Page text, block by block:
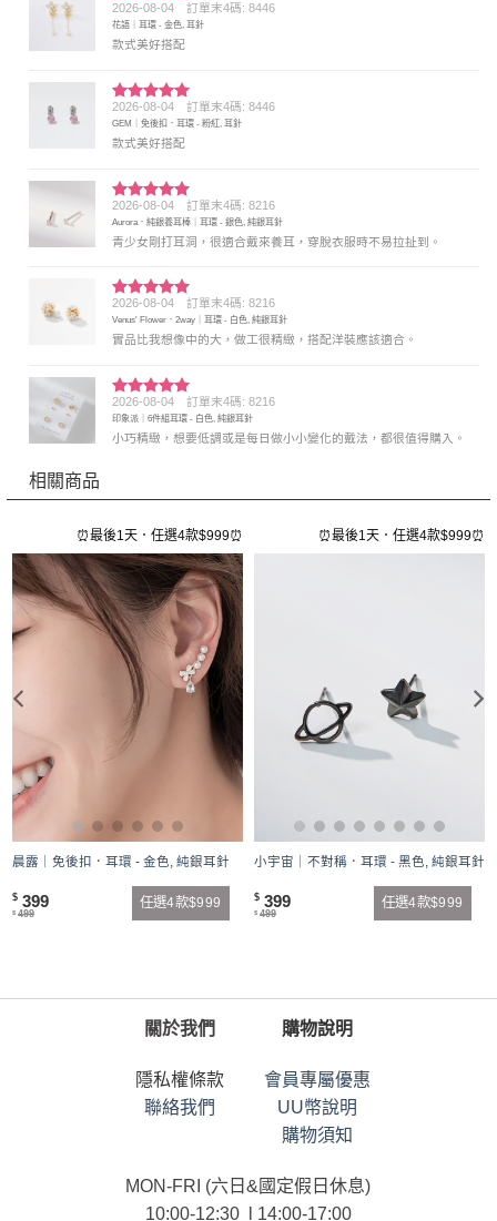
評分5 滿
分 5
2026-08-04 訂單末4碼: 8446
花語｜耳環 - 金色, 耳針
款式美好搭配
評分5 滿
分 5
2026-08-04 訂單末4碼: 8446
GEM｜免後扣．耳環 - 粉紅, 耳針
款式美好搭配
評分5滿
分 5
2026-08-04 訂單末4碼: 8216
Aurora．純銀養耳棒｜耳環 - 銀色, 純銀耳針
青少女剛打耳洞，很適合戴來養耳，穿脫衣服時不易拉扯到。
評分5 滿
分 5
2026-08-04 訂單末4碼: 8216
Venus' Flower．2way｜耳環 - 白色, 純銀耳針
實品比我想像中的大，做工很精緻，搭配洋裝應該適合。
評分5 滿
分 5
2026-08-04 訂單末4碼: 8216
印象派｜6件組耳環 - 白色, 純銀耳針
小巧精緻，想要低調或是每日做小小變化的戴法，都很值得購入。
相關商品
⏰最後1天．任選4款$999⏰
晨露｜免後扣．耳環 - 金色, 純銀耳針
$ 399
$ 499
任選4款$999
⏰最後1天．任選4款$999⏰
小宇宙｜不對稱．耳環 - 黑色, 純銀耳針
$ 399
$ 499
任選4款$999
關於我們
隱私權條款
聯絡我們
購物說明
會員專屬優惠
UU幣說明
購物須知
MON-FRI (六日&國定假日休息)
10:00-12:30 l 14:00-17:00